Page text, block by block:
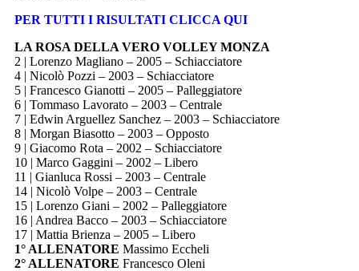
PER TUTTI I RISULTATI CLICCA QUI
LA ROSA DELLA VERO VOLLEY MONZA
2 | Lorenzo Magliano – 2005 – Schiacciatore
4 | Nicolò Pozzi – 2003 – Schiacciatore
5 | Francesco Gianotti – 2005 – Palleggiatore
6 | Tommaso Lavorato – 2003 – Centrale
7 | Edwin Arguellez Sanchez – 2003 – Schiacciatore
8 | Morgan Biasotto – 2003 – Opposto
9 | Giacomo Rota – 2002 – Schiacciatore
10 | Marco Gaggini – 2002 – Libero
11 | Gianluca Rossi – 2003 – Centrale
14 | Nicolò Volpe – 2003 – Centrale
15 | Lorenzo Giani – 2002 – Palleggiatore
16 | Andrea Bacco – 2003 – Schiacciatore
17 | Mattia Brienza – 2005 – Libero
1° ALLENATORE Massimo Eccheli
2° ALLENATORE Francesco Oleni